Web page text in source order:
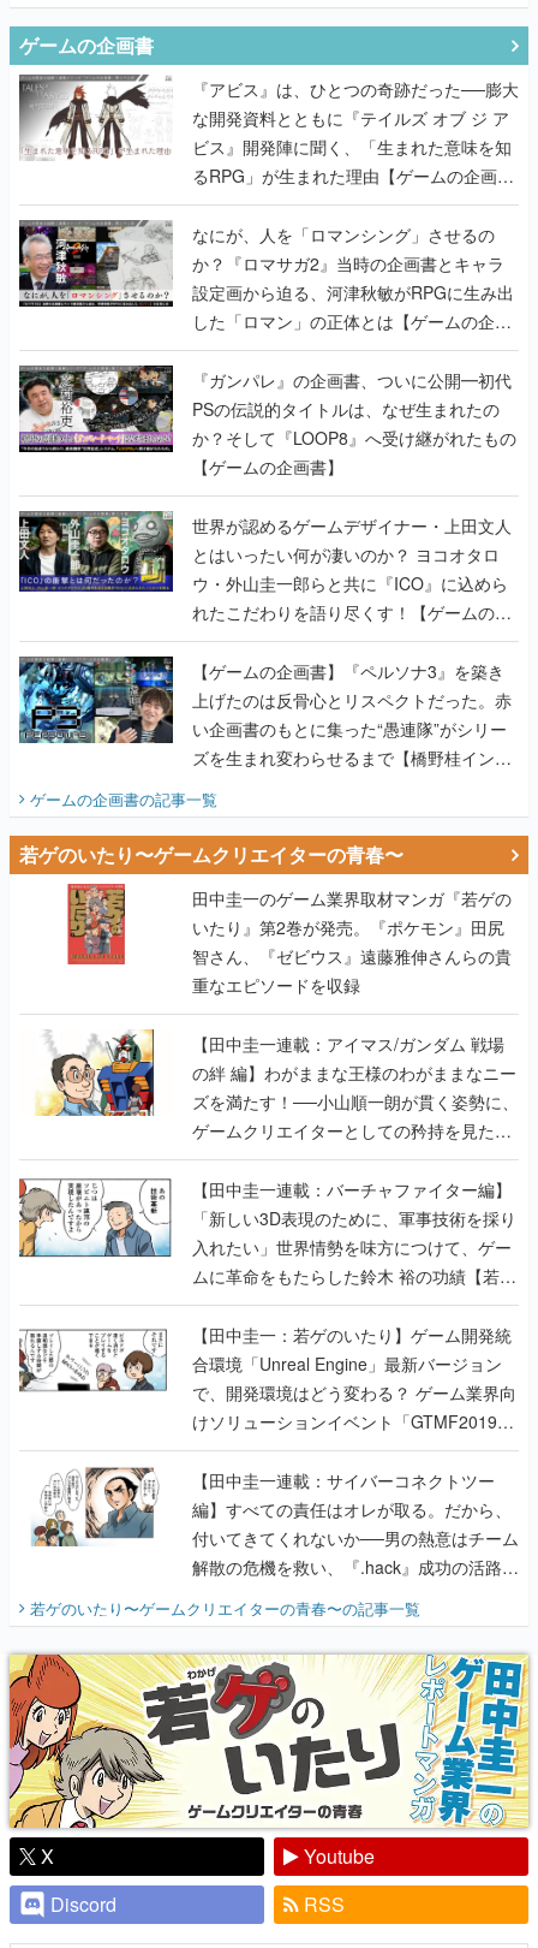
ゲームの企画書
『アビス』は、ひとつの奇跡だった──膨大
な開発資料とともに『テイルズ オブ ジ ア
ビス』開発陣に聞く、「生まれた意味を知
るRPG」が生まれた理由【ゲームの企画
書】
なにが、人を「ロマンシング」させるの
か？『ロマサガ2』当時の企画書とキャラ
設定画から迫る、河津秋敏がRPGに生み出
した「ロマン」の正体とは【ゲームの企画
書】
『ガンパレ』の企画書、ついに公開━初代
PSの伝説的タイトルは、なぜ生まれたの
か？そして『LOOP8』へ受け継がれたもの
【ゲームの企画書】
世界が認めるゲームデザイナー・上田文人
とはいったい何が凄いのか？ ヨコオタロ
ウ・外山圭一郎らと共に『ICO』に込めら
れたこだわりを語り尽くす！【ゲームの企
画書】
【ゲームの企画書】『ペルソナ3』を築き
上げたのは反骨心とリスペクトだった。赤
い企画書のもとに集った“愚連隊”がシリー
ズを生まれ変わらせるまで【橋野桂インタ
ビュー】
ゲームの企画書の記事一覧
若ゲのいたり〜ゲームクリエイターの青春〜
田中圭一のゲーム業界取材マンガ『若ゲの
いたり』第2巻が発売。『ポケモン』田尻
智さん、『ゼビウス』遠藤雅伸さんらの貴
重なエピソードを収録
【田中圭一連載：アイマス/ガンダム 戦場
の絆 編】わがままな王様のわがままなニー
ズを満たす！──小山順一朗が貫く姿勢に、
ゲームクリエイターとしての矜持を見た
【若ゲのいたり最終回】
【田中圭一連載：バーチャファイター編】
「新しい3D表現のために、軍事技術を採り
入れたい」世界情勢を味方につけて、ゲー
ムに革命をもたらした鈴木 裕の功績【若ゲ
のいたり】
【田中圭一：若ゲのいたり】ゲーム開発統
合環境「Unreal Engine」最新バージョン
で、開発環境はどう変わる？ ゲーム業界向
けソリューションイベント「GTMF2019」
に行って、より理解を深めよう【PR】
【田中圭一連載：サイバーコネクトツー
編】すべての責任はオレが取る。だから、
付いてきてくれないか──男の熱意はチーム
解散の危機を救い、『.hack』成功の活路を
開く。業界の快男児・松山 洋に流れる血は
『少年ジャンプ』色だった【若ゲのいた
り】
若ゲのいたり〜ゲームクリエイターの青春〜の記事一覧
X
Youtube
Discord
RSS